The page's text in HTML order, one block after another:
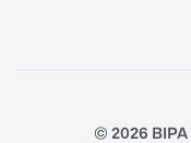
© 2026